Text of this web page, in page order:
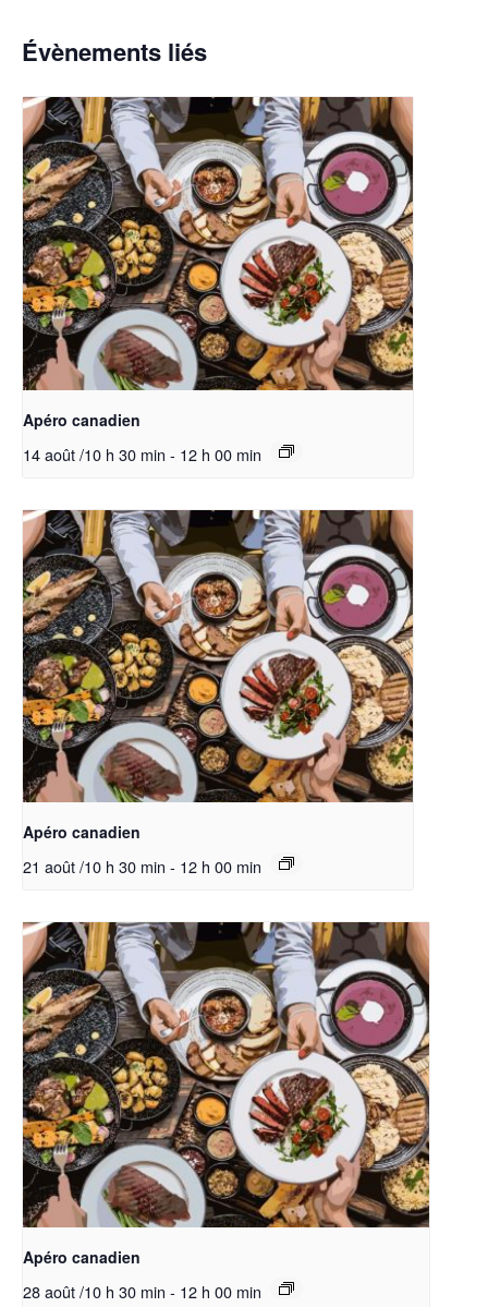
Évènements liés
Apéro canadien
14 août /10 h 30 min - 12 h 00 min
Apéro canadien
21 août /10 h 30 min - 12 h 00 min
Apéro canadien
28 août /10 h 30 min - 12 h 00 min